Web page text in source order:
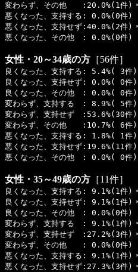
変わらず、その他 :20.0%(1件)
悪くなった、支持する: 0.0%(0件)
悪くなった、支持せず:40.0%(2件)
悪くなった、その他 : 0.0%(0件)
女性・20～34歳の方 ［56件］
良くなった、支持する: 5.4%( 3件)
良くなった、支持せず: 0.0%( 0件)
良くなった、その他 : 0.0%( 0件)
変わらず、支持する : 8.9%( 5件)
変わらず、支持せず :53.6%(30件)
変わらず、その他 :10.7%( 6件)
悪くなった、支持する: 1.8%( 1件)
悪くなった、支持せず:19.6%(11件)
悪くなった、その他 : 0.0%( 0件)
女性・35～49歳の方 ［11件］
良くなった、支持する: 9.1%(1件)
良くなった、支持せず: 9.1%(1件)
良くなった、その他 : 0.0%(0件)
変わらず、支持する : 9.1%(1件)
変わらず、支持せず :27.2%(3件)
変わらず、その他 : 0.0%(0件)
悪くなった、支持する: 9.1%(1件)
悪くなった、支持せず:27.3%(3件)